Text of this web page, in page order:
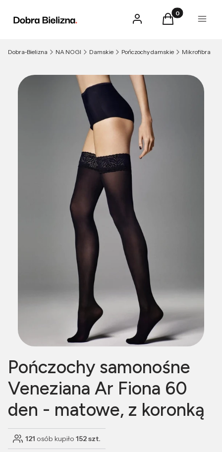
Zaloguj sięProdukty w
Koszyk Menu
Dobra-Bielizna NA NOGI Damskie Pończochy damskie Mikrofibra
Pończochy samonośne
Veneziana Ar Fiona 60
den - matowe, z koronką
121 osób kupiło 152 szt.